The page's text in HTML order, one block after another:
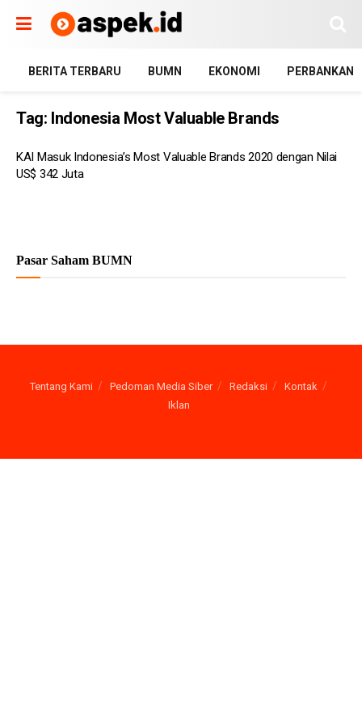
BERITA TERBARU BUMN EKONOMI PERBANKAN
Tag: Indonesia Most Valuable Brands
KAI Masuk Indonesia’s Most Valuable Brands 2020 dengan Nilai
US$ 342 Juta
Pasar Saham BUMN
Tentang Kami Pedoman Media Siber Redaksi
Kontak
Iklan